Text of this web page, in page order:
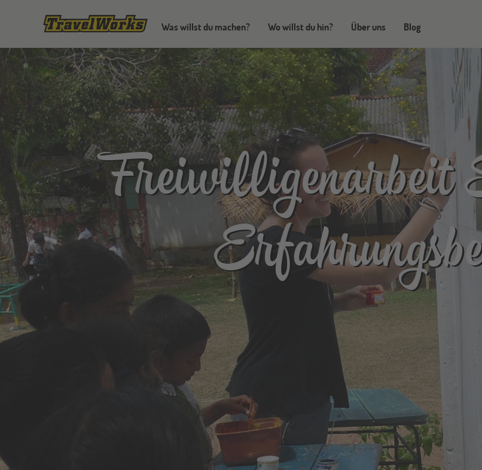
Was willst du machen? Wo willst du hin? Über uns Blog